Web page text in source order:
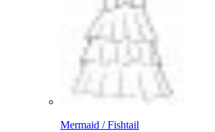
Mermaid / Fishtail